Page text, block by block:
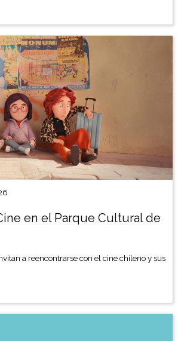
en el Parque Cultural de
a reencontrarse con el cine chileno y sus